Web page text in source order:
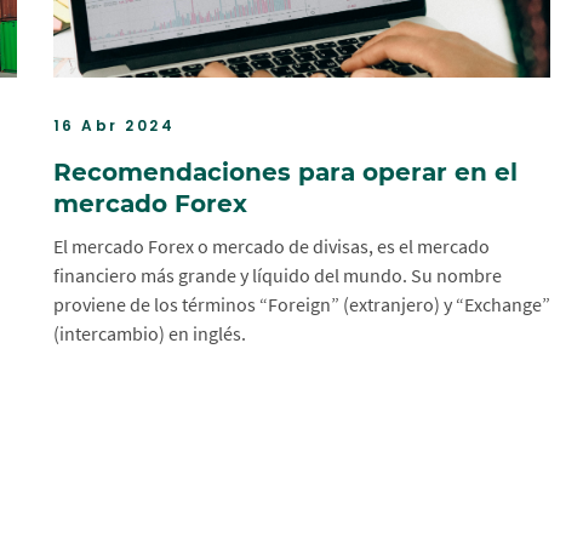
16 Abr 2024
Recomendaciones para operar en el
mercado Forex
El mercado Forex o mercado de divisas, es el mercado
financiero más grande y líquido del mundo. Su nombre
proviene de los términos “Foreign” (extranjero) y “Exchange”
(intercambio) en inglés.